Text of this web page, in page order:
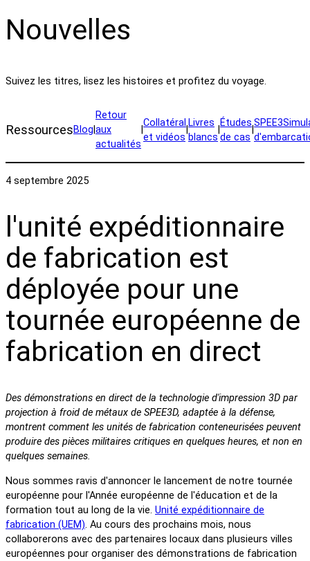
Nouvelles
Suivez les titres, lisez les histoires et profitez du voyage.
RessourcesBlog
Retour
aux
actualités
Collatéral
et vidéos
Livres
blancs
Études
de cas
4 septembre 2025
l'unité expéditionnaire
de fabrication est
déployée pour une
tournée européenne de
fabrication en direct
Des démonstrations en direct de la technologie d'impression 3D par
projection à froid de métaux de SPEE3D, adaptée à la défense,
montrent comment les unités de fabrication conteneurisées peuvent
produire des pièces militaires critiques en quelques heures, et non en
quelques semaines.
Nous sommes ravis d'annoncer le lancement de notre tournée
européenne pour l'Année européenne de l'éducation et de la
formation tout au long de la vie. Unité expéditionnaire de
fabrication (UEM). Au cours des prochains mois, nous
collaborerons avec des partenaires locaux dans plusieurs villes
européennes pour organiser des démonstrations de fabrication